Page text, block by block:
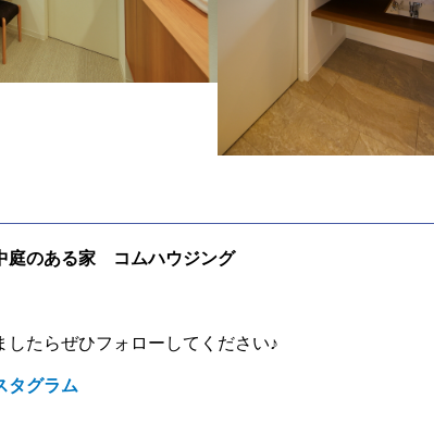
庭のある家 コムハウジング
したらぜひフォローしてください♪
タグラム